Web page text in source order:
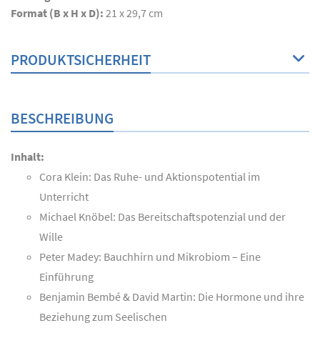
Format (B x H x D): 21 x 29,7 cm
PRODUKTSICHERHEIT
BESCHREIBUNG
Inhalt:
Cora Klein: Das Ruhe- und Aktionspotential im
Unterricht
Michael Knöbel: Das Bereitschaftspotenzial und der
Wille
Peter Madey: Bauchhirn und Mikrobiom – Eine
Einführung
Benjamin Bembé & David Martin: Die Hormone und ihre
Beziehung zum Seelischen